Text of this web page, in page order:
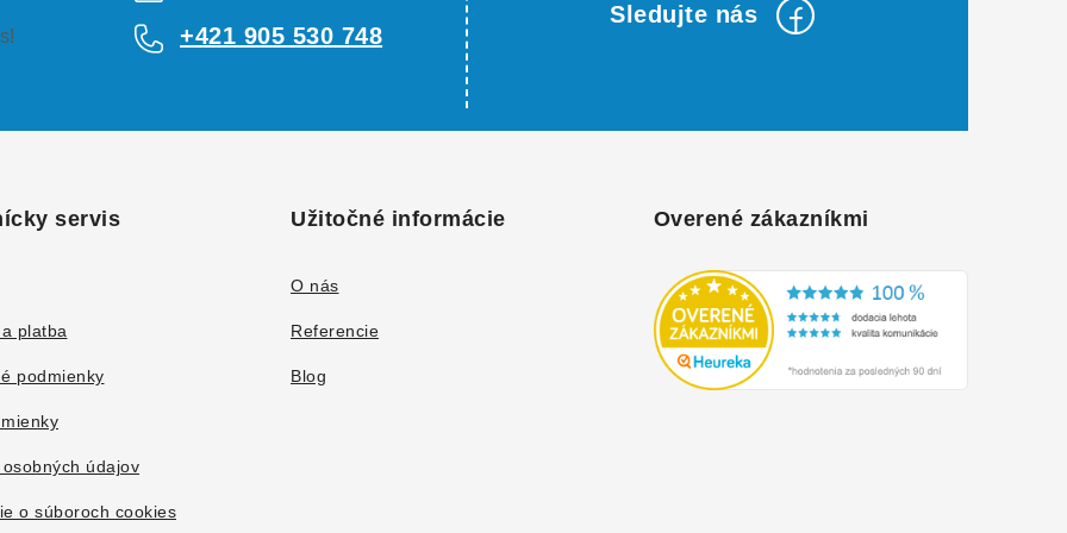
+421 905 530 748
servis
platba
podmienky
údajov
o súboroch cookies
Užitočné informácie
O nás
Referencie
Blog
Overené zákazníkmi